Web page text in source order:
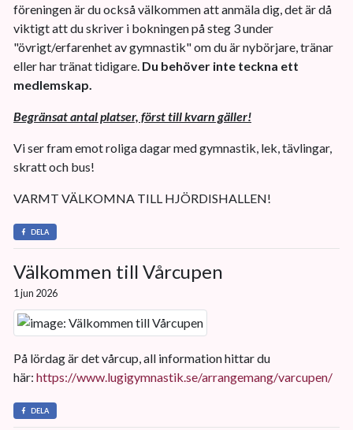
föreningen är du också välkommen att anmäla dig, det är då
viktigt att du skriver i bokningen på steg 3 under
"övrigt/erfarenhet av gymnastik" om du är nybörjare, tränar
eller har tränat tidigare. Du behöver inte teckna ett
medlemskap.
Begränsat antal platser, först till kvarn gäller!
Vi ser fram emot roliga dagar med gymnastik, lek, tävlingar,
skratt och bus!
VARMT VÄLKOMNA TILL HJÖRDISHALLEN!
DELA
Välkommen till Vårcupen
1 jun 2026
På lördag är det vårcup, all information hittar du
här: https://www.lugigymnastik.se/arrangemang/varcupen/
DELA